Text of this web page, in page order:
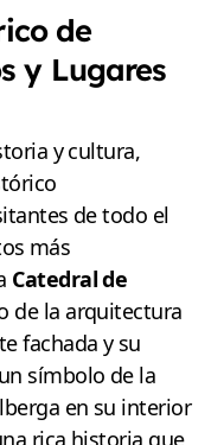
de
y Lugares
y cultura,
de todo el
más
Catedral de
de la arquitectura
fachada y su
símbolo de la
en su interior
rica historia que